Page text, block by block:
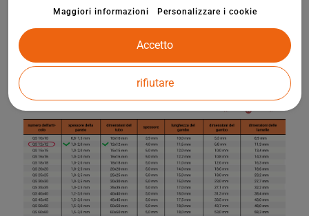
Maggiori informazioni Personalizzare i cookie
rifiutare
Accetto